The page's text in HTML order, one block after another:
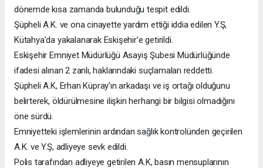
dönemde kısa zamanda bulunduğu tespit edildi.
Şüpheli A.K. ve ona cinayette yardım ettiği iddia edilen Y.Ş,
Kütahya'da yakalanarak Eskişehir’e getirildi.
Eskişehir Emniyet Müdürlüğü Asayiş Şubesi Müdürlüğünde
ifadesi alınan 2 zanlı, haklarındaki suçlamaları reddetti.
Şüpheli A.K, Erhan Küpray'ın arkadaşı ve iş ortağı olduğunu
belirterek, öldürülmesine ilişkin herhangi bir bilgisi olmadığını
öne sürdü.
Emniyetteki işlemlerinin ardından sağlık kontrolünden geçirilen
A.K. ve Y.Ş, adliyeye sevk edildi.
Polis tarafından adliyeye getirilen A.K, basın mensuplarının